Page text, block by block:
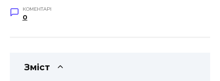
КОМЕНТАРІ
0
Зміст